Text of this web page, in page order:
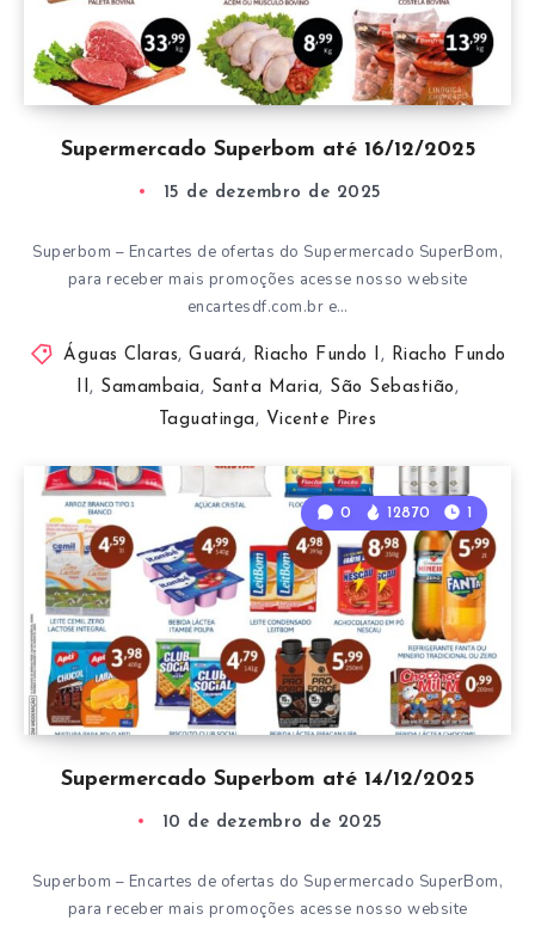
Supermercado Superbom até 16/12/2025
15 de dezembro de 2025
Superbom – Encartes de ofertas do Supermercado SuperBom,
para receber mais promoções acesse nosso website
encartesdf.com.br e…
Águas Claras, Guará , Riacho Fundo I , Riacho Fundo
, Samambaia , Santa Maria, São Sebastião ,
Taguatinga , Vicente Pires
Supermercado Superbom até 14/12/2025
0 12870 1
10 de dezembro de 2025
Superbom – Encartes de ofertas do Supermercado SuperBom,
para receber mais promoções acesse nosso website